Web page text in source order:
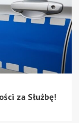
za Służbę!